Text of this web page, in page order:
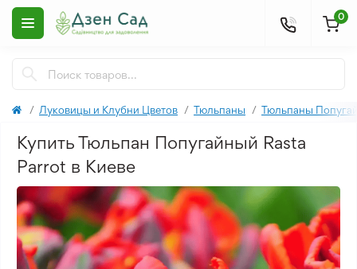
0
Луковицы и Клубни Цветов Тюльпаны Тюльпаны
Купить Тюльпан Попугайный Rasta
Parrot в Киеве